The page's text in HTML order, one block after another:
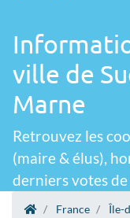
ville de
Marne
Retrouvez les
(maire & élus),
derniers votes
France Île-